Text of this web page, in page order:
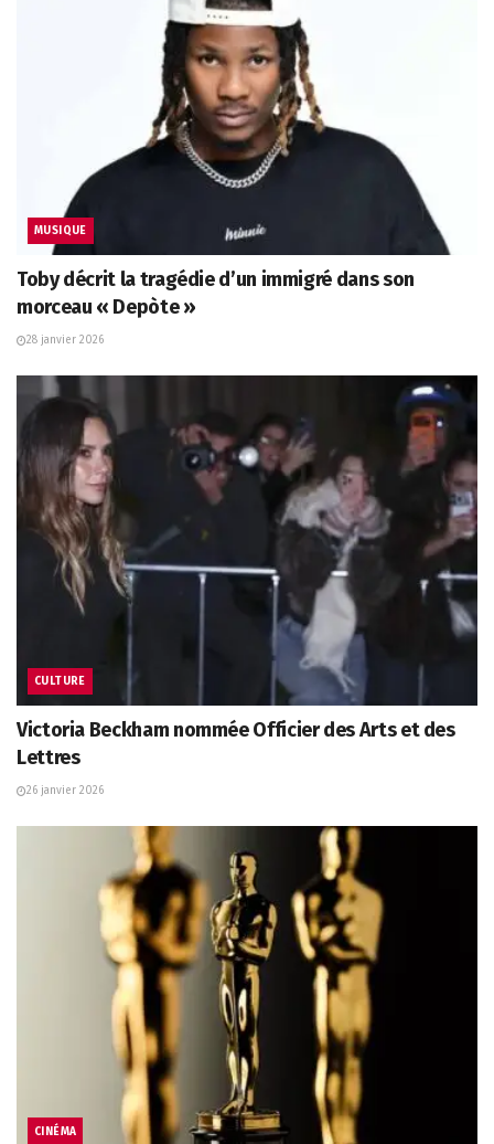
MUSIQUE
Toby décrit la tragédie d’un immigré dans son
morceau « Depòte »
28 janvier 2026
CULTURE
Victoria Beckham nommée Officier des Arts et des
Lettres
26 janvier 2026
CINÉMA